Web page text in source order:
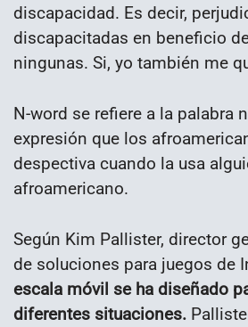
discapacidad. Es decir,
discapacitadas en beneficio
ningunas. Si, yo también me
N-word se refiere a la palabra
expresión que los
despectiva cuando la usa
afroamericano.
Según Kim Pallister, director
de soluciones para juegos de
escala móvil se ha diseñado
diferentes situaciones.